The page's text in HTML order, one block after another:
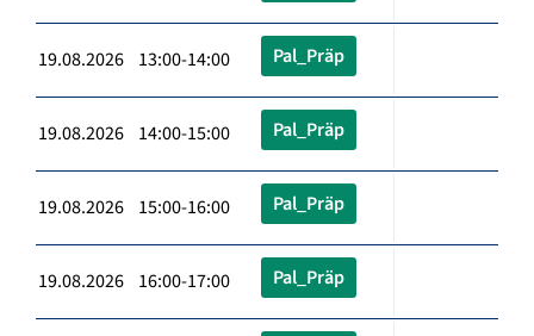
19.08.2026 13:00-14:00 Pal_Präp
19.08.2026 14:00-15:00 Pal_Präp
19.08.2026 15:00-16:00 Pal_Präp
19.08.2026 16:00-17:00 Pal_Präp